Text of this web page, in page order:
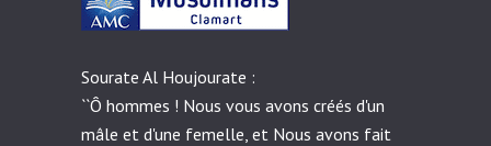
Sourate Al Houjourate :
``Ô hommes ! Nous vous avons créés d'un
mâle et d'une femelle, et Nous avons fait